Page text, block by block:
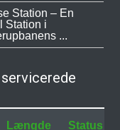
Station – En
Station i
...
Længde Status